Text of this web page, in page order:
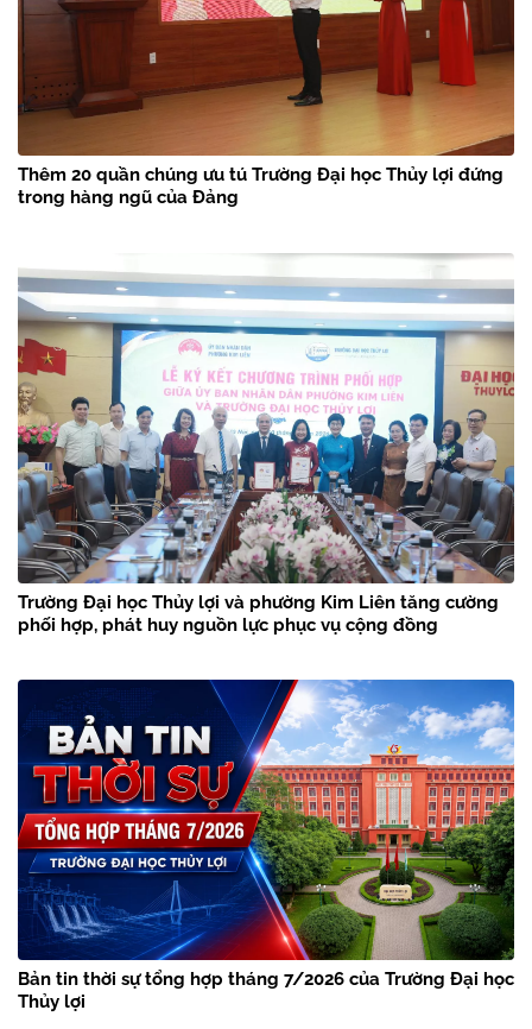
Thêm 20 quần chúng ưu tú Trường Đại học Thủy lợi đứng
trong hàng ngũ của Đảng
Trường Đại học Thủy lợi và phường Kim Liên tăng cường
phối hợp, phát huy nguồn lực phục vụ cộng đồng
Bản tin thời sự tổng hợp tháng 7/2026 của Trường Đại học
Thủy lợi